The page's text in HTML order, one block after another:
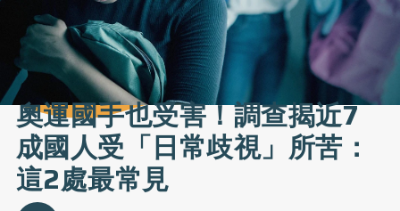
奧運國手也受害！調查揭近7
成國人受「日常歧視」所苦：
這2處最常見